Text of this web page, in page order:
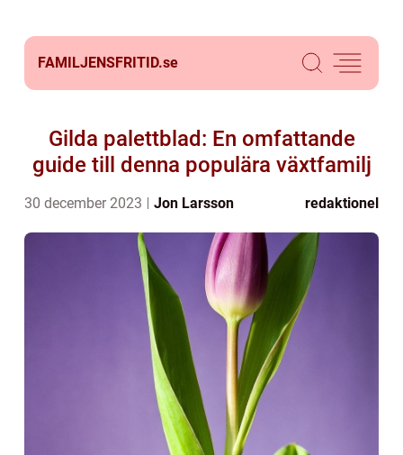
FAMILJENSFRITID.se
Gilda palettblad: En omfattande
guide till denna populära växtfamilj
30 december 2023 Jon Larsson redaktionel